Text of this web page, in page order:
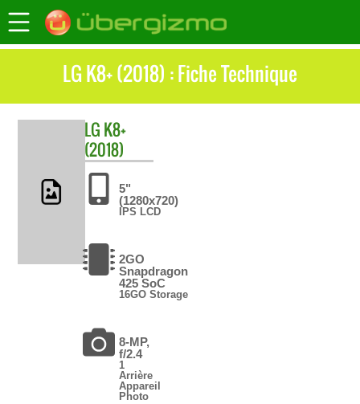
LG K8+ (2018) : Fiche Technique
LG K8+
(2018)
5"
(1280x720)
IPS LCD
2GO
Snapdragon
425 SoC
16GO Storage
8-MP,
f/2.4
1
Arrière
Appareil
Photo